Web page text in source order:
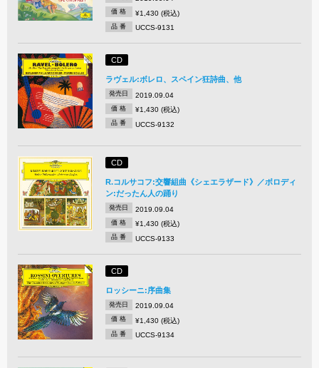
価 格 ¥1,430 (税込)
品 番 UCCS-9131
CD
ラヴェル:ボレロ、スペイン狂詩曲、他
発売日 2019.09.04
価 格 ¥1,430 (税込)
品 番 UCCS-9132
CD
R.コルサコフ:交響組曲《シェエラザード》／ボロディ
ン:だったん人の踊り
発売日 2019.09.04
価 格 ¥1,430 (税込)
品 番 UCCS-9133
CD
ロッシーニ:序曲集
発売日 2019.09.04
価 格 ¥1,430 (税込)
品 番 UCCS-9134